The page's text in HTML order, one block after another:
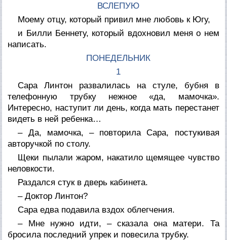
ВСЛЕПУЮ
Моему отцу, который привил мне любовь к Югу,
и Билли Беннету, который вдохновил меня о нем
написать.
ПОНЕДЕЛЬНИК
1
Сара Линтон развалилась на стуле, бубня в
телефонную трубку нежное «да, мамочка».
Интересно, наступит ли день, когда мать перестанет
видеть в ней ребенка…
– Да, мамочка, – повторила Сара, постукивая
авторучкой по столу.
Щеки пылали жаром, накатило щемящее чувство
неловкости.
Раздался стук в дверь кабинета.
– Доктор Линтон?
Сара едва подавила вздох облегчения.
– Мне нужно идти, – сказала она матери. Та
бросила последний упрек и повесила трубку.